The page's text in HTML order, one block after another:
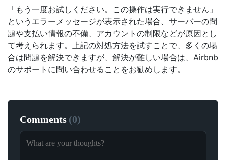
「もう一度お試しください。この操作は実行できません」
というエラーメッセージが表示された場合、サーバーの問
題や支払い情報の不備、アカウントの制限などが原因とし
て考えられます。上記の対処方法を試すことで、多くの場
合は問題を解決できますが、解決が難しい場合は、Airbnb
のサポートに問い合わせることをお勧めします。
Comments (0)